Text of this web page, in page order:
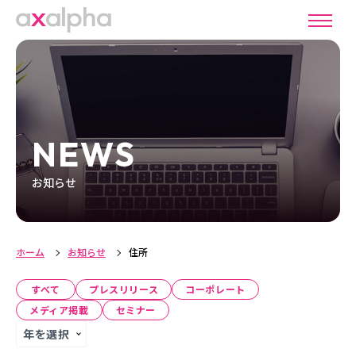
NEWS
お知らせ
ホーム お知らせ 住所
すべて プレスリリース
コーポレート
メディア掲載
セミナー